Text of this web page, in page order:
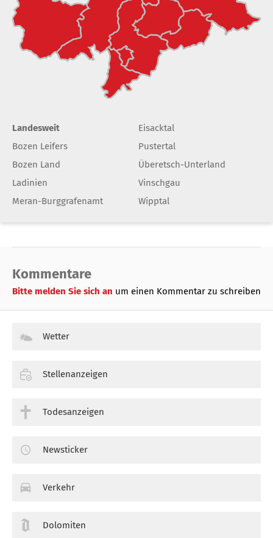
Landesweit
Bozen Leifers
Bozen Land
Ladinien
Meran-Burggrafenamt
Eisacktal
Pustertal
Überetsch-Unterland
Vinschgau
Wipptal
Kommentare
Bitte melden Sie sich an um einen Kommentar zu schreiben
Wetter
Stellenanzeigen
Todesanzeigen
Newsticker
Verkehr
Dolomiten